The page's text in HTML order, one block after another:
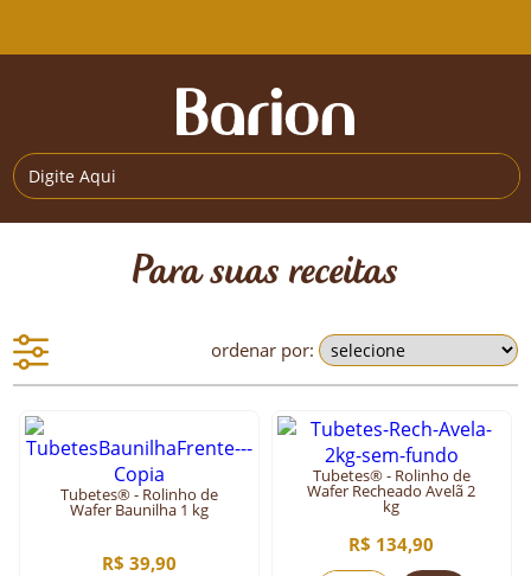
Para suas receitas
ordenar por:
Tubetes® - Rolinho de
Wafer Baunilha 1 kg
R$ 39,90
Tubetes® - Rolinho de
Wafer Recheado Avelã 2
kg
R$ 134,90